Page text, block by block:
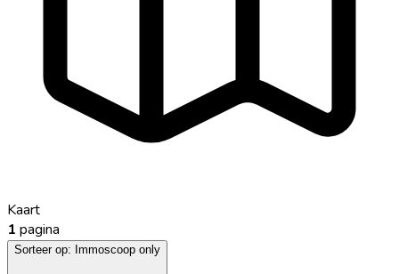
Kaart
1 pagina
Sorteer op: Immoscoop only